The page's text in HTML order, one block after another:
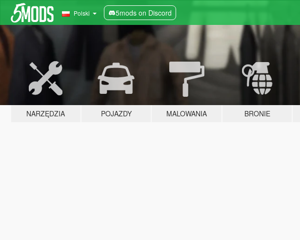
Polski 5mods on Discord
NARZĘDZIA POJAZDY MALOWANIA BRONIE